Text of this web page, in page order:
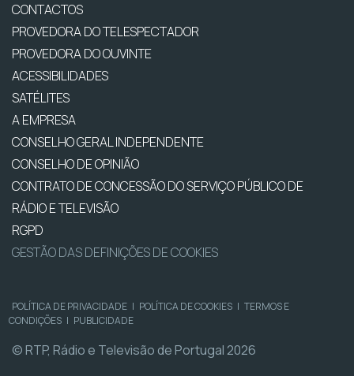
CONTACTOS
PROVEDORA DO TELESPECTADOR
PROVEDORA DO OUVINTE
ACESSIBILIDADES
SATÉLITES
A EMPRESA
CONSELHO GERAL INDEPENDENTE
CONSELHO DE OPINIÃO
CONTRATO DE CONCESSÃO DO SERVIÇO PÚBLICO DE
RÁDIO E TELEVISÃO
RGPD
GESTÃO DAS DEFINIÇÕES DE COOKIES
POLÍTICA DE PRIVACIDADE | POLÍTICA DE COOKIES | TERMOS E
CONDIÇÕES | PUBLICIDADE
© RTP, Rádio e Televisão de Portugal 2026